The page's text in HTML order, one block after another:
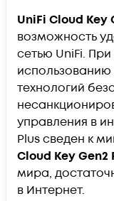
UniFi Cloud Key
возможность
сетью UniFi.
технологий
управления в
Plus сведен к
Cloud Key Gen2
мира,
в Интернет.